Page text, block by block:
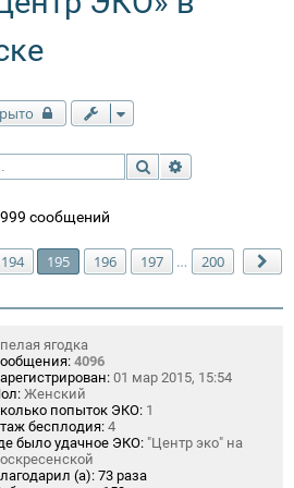
Поиск
сообщений
194 195 196 197 … 200
ягодка
4096
01 мар 2015, 15:54
Женский
попыток ЭКО: 1
бесплодия: 4
было удачное ЭКО: "Центр эко" на
(а): 73 раза